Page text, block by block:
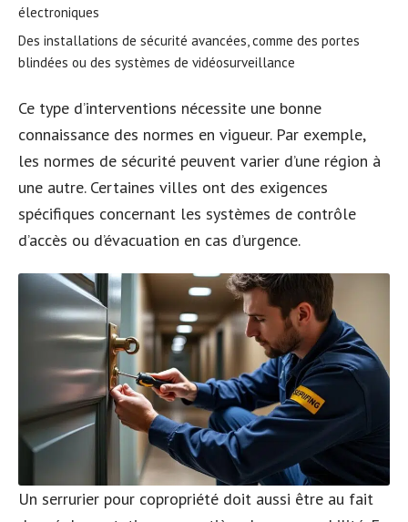
électroniques
Des installations de sécurité avancées, comme des portes
blindées ou des systèmes de vidéosurveillance
Ce type d’interventions nécessite une bonne
connaissance des normes en vigueur. Par exemple,
les normes de sécurité peuvent varier d’une région à
une autre. Certaines villes ont des exigences
spécifiques concernant les systèmes de contrôle
d’accès ou d’évacuation en cas d’urgence.
Un serrurier pour copropriété doit aussi être au fait